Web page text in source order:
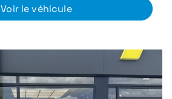
Voir le véhicule